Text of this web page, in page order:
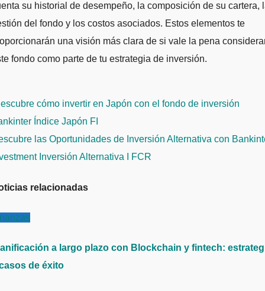
su historial de desempeño, la composición de su cartera,
del fondo y los costos asociados. Estos elementos te
una visión más clara de si vale la pena
fondo como parte de tu estrategia de inversión.
cómo invertir en Japón con el fondo de inversión
Índice Japón FI
las Oportunidades de Inversión Alternativa con
Inversión Alternativa I FCR
relacionadas
a largo plazo con Blockchain y fintech:
de éxito